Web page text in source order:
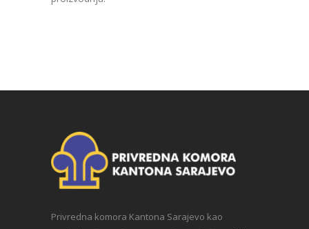
Privredna komora Kantona Sarajevo kao